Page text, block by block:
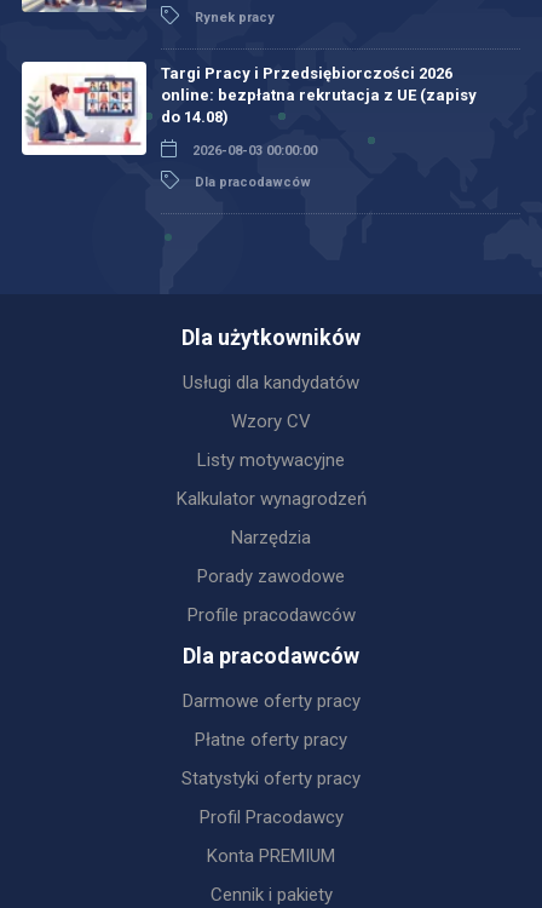
Rynek pracy
Targi Pracy i Przedsiębiorczości 2026
online: bezpłatna rekrutacja z UE (zapisy
do 14.08)
2026-08-03 00:00:00
Dla pracodawców
Dla użytkowników
Usługi dla kandydatów
Wzory CV
Listy motywacyjne
Kalkulator wynagrodzeń
Narzędzia
Porady zawodowe
Profile pracodawców
Dla pracodawców
Darmowe oferty pracy
Płatne oferty pracy
Statystyki oferty pracy
Profil Pracodawcy
Konta PREMIUM
Cennik i pakiety